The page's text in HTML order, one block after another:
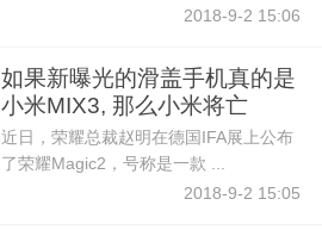
2018-9-2 15:06
如果新曝光的滑盖手机真的是
小米MIX3, 那么小米将亡
近日，荣耀总裁赵明在德国IFA展上公布
了荣耀Magic2，号称是一款 ...
2018-9-2 15:05